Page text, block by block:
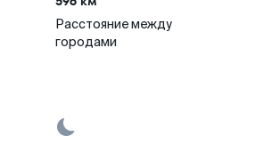
Расстояние между
городами